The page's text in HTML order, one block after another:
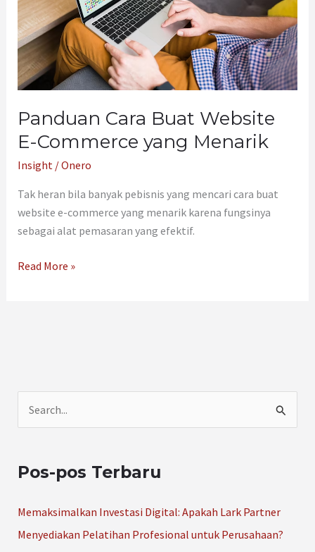
Panduan Cara Buat Website
E-Commerce yang Menarik
Insight/Onero
Tak heran bila banyak pebisnis yang mencari cara buat
website e-commerce yang menarik karena fungsinya
sebagai alat pemasaran yang efektif.
Commerce
yang
Menarik
Read More »
iPos-pos Terbaru
Memaksimalkan Investasi Digital: Apakah Lark Partner
Menyediakan Pelatihan Profesional untuk Perusahaan?